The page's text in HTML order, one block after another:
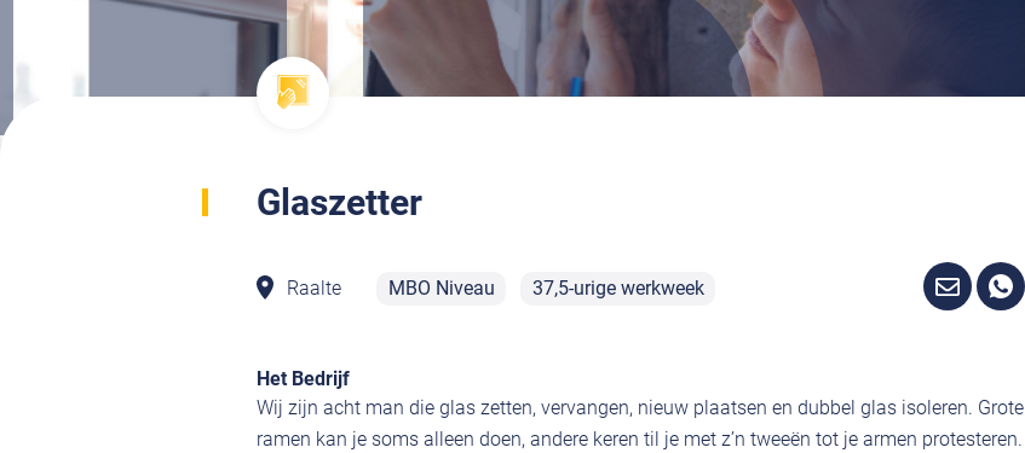
Glaszetter
Raalte MBO Niveau 37,5-urige werkweek
Het Bedrijf
Wij zijn acht man die glas zetten, vervangen, nieuw plaatsen en dubbel glas isoleren. Grote
ramen kan je soms alleen doen, andere keren til je met z’n tweeën tot je armen protesteren.